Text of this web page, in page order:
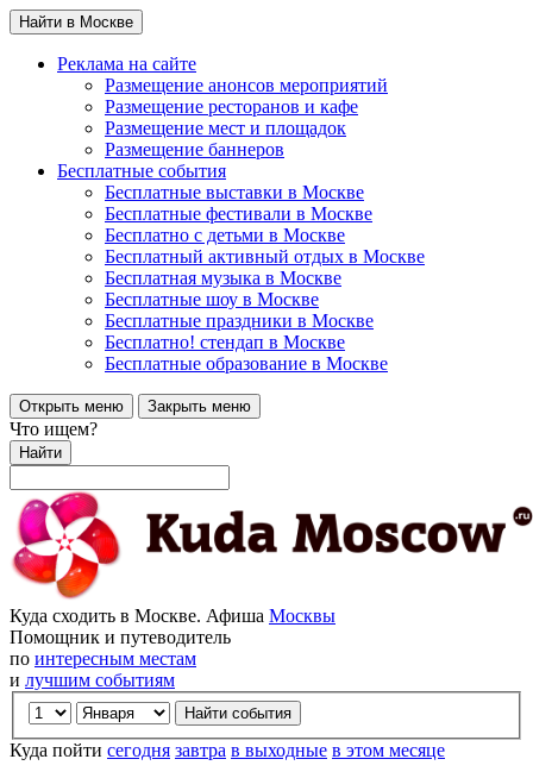
Найти в Москве
Реклама на сайте
Размещение анонсов мероприятий
Размещение ресторанов и кафе
Размещение мест и площадок
Размещение баннеров
Бесплатные события
Бесплатные выставки в Москве
Бесплатные фестивали в Москве
Бесплатно с детьми в Москве
Бесплатный активный отдых в Москве
Бесплатная музыка в Москве
Бесплатные шоу в Москве
Бесплатные праздники в Москве
Бесплатно! стендап в Москве
Бесплатные образование в Москве
Открыть меню Закрыть меню
Что ищем?
Найти
Куда сходить в Москве. Афиша Москвы
Помощник и путеводитель
по интересным местам
и лучшим событиям
Куда пойти сегодня завтра в выходные в этом месяце